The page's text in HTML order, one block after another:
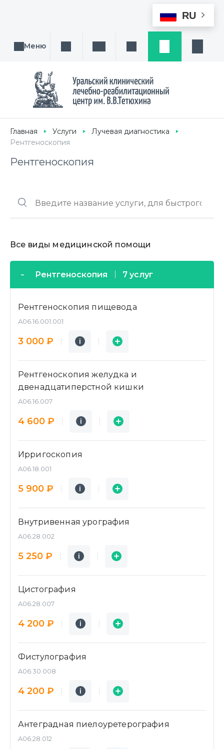
RU
Меню Поиск услуги, направления или врача
Написать намЗаказ звонка
Главная Услуги
Лучевая диагностика
Рентгеноскопия
Рентгеноскопия
Все виды медицинской помощи
Рентгеноскопия 7 услуг
Рентгеноскопия пищевода
A06.16.001.001
3 000 ₽ i
Подробнее
i
Заявка
Рентгеноскопия желудка и
двенадцатиперстной кишки
A06.16.007
4 600 ₽ i
Подробнее
i
Заявка
Ирригоскопия
A06.18.001
5 900 ₽ i
Подробнее
i
Заявка
Внутривенная урография
A06.28.002
5 250 ₽ i
Подробнее
i
Заявка
Цистография
A06.28.007
4 200 ₽ i
Подробнее
i
Заявка
Фистулография
A06.30.008
4 200 ₽ i
Подробнее
i
Заявка
Антеградная пиелоуретерография
A06.28.012